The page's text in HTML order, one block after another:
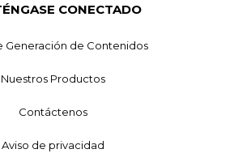
CONECTADO
Generación de Contenidos
Nuestros Productos
Contáctenos
Aviso de privacidad